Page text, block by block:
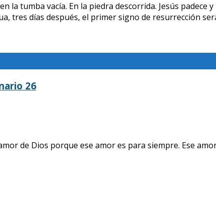
la tumba vacía. En la piedra descorrida. Jesús
tres días después, el primer signo de resurrección
26
de Dios porque ese amor es para siempre. Ese